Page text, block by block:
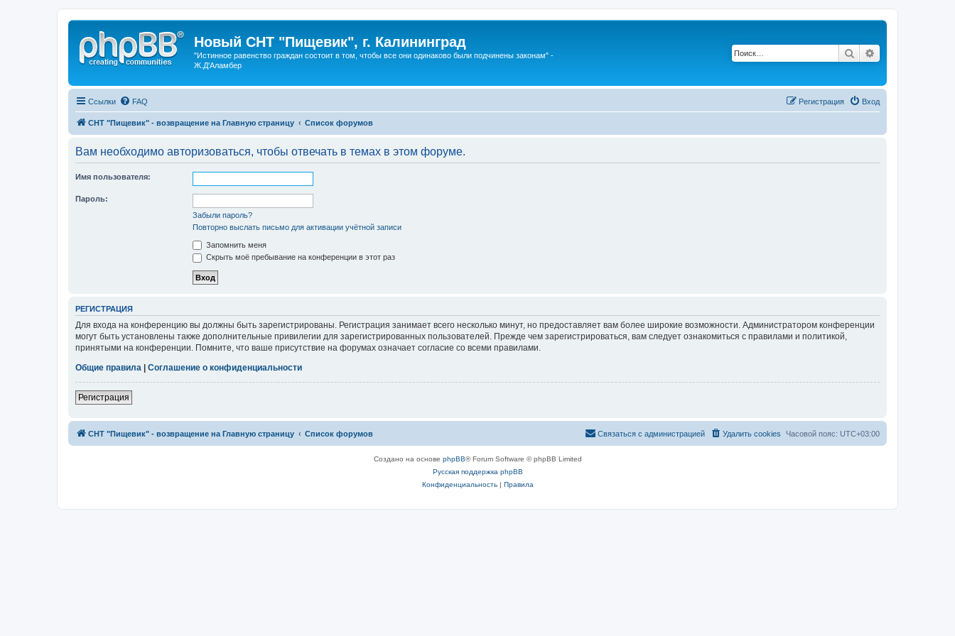
Новый СНТ "Пищевик", г. Калининград
"Истинное равенство граждан состоит в том, чтобы все они одинаково были подчинены законам" -
Ж.Д'Аламбер
Поиск
Ссылки FAQ Вход
Регистрация
СНТ "Пищевик" - возвращение на Главную страницу Список форумов
Вам необходимо авторизоваться, чтобы отвечать в темах в этом форуме.
Имя пользователя:
Пароль:
Забыли пароль?
Повторно выслать письмо для активации учётной записи
Запомнить меня
Скрыть моё пребывание на конференции в этот раз
РЕГИСТРАЦИЯ
Для входа на конференцию вы должны быть зарегистрированы. Регистрация занимает всего несколько минут, но предоставляет вам более широкие возможности. Администратором конференции
могут быть установлены также дополнительные привилегии для зарегистрированных пользователей. Прежде чем зарегистрироваться, вам следует ознакомиться с правилами и политикой,
принятыми на конференции. Помните, что ваше присутствие на форумах означает согласие со всеми правилами.
Общие правила
Соглашение о конфиденциальности
Регистрация
СНТ "Пищевик" - возвращение на Главную страницу Список форумов Часовой пояс: UTC+03:00
Удалить cookies
Связаться с администрацией
Создано на основе phpBB® Forum Software © phpBB Limited
Русская поддержка phpBB
Конфиденциальность| Правила